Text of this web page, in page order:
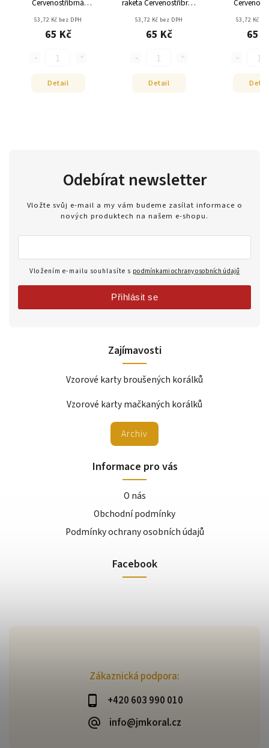
Červenostříbrná
53,72 Kč bez DPH
65 Kč
Detail
raketa Červenostříbrná
53,72 Kč bez DPH
65 Kč
Detail
53,72 Kč
65
Zákaznická podpora:
+420 603 990 010
info@jmkoral.cz
Zajímavosti
Vzorové karty broušených korálků
Vzorové karty mačkaných korálků
Archiv
Odebírat newsletter
Vložte svůj e-mail a my vám budeme zasílat informace o
nových produktech na našem e-shopu.
Vložením e-mailu souhlasíte s podmínkami ochrany osobních údajů
Přihlásit se
Informace pro vás
O nás
Obchodní podmínky
Podmínky ochrany osobních údajů
Facebook